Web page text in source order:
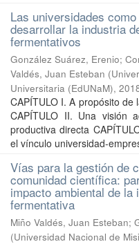
Las universidades
desarrollar la industria
fermentativos
González Suárez, Erenio;
Valdés, Juan Esteban (
Universitaria (EdUNaM),
CAPÍTULO I. A propósito de
CAPÍTULO II. Una visión
productiva directa
el vínculo universidad-
Vías para la gestión de
comunidad científica:
impacto ambiental de
fermentativa
Miño Valdés, Juan Esteban;
(Universidad Nacional de